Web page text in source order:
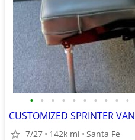
• • • • • • • • • •
CUSTOMIZED SPRINTER VAN
7/27 142k mi Santa Fe